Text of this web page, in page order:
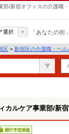
/新宿オフィスの介護職
選択 「あなたの街
区 > 新宿区の介護職・ヘル
カルケア事業部/新